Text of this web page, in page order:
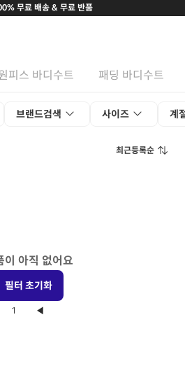
무료 배송 & 무료 반품
피스 바디수트 패딩 바디수트
브랜드검색 사이즈 계
최근등록순
이 아직 없어요
필터 초기화
1 ◀